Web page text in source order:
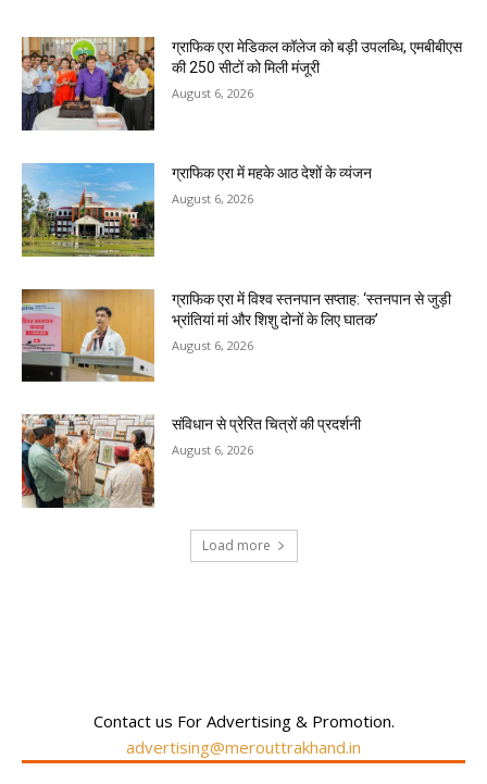
ग्राफिक एरा मेडिकल कॉलेज को बड़ी उपलब्धि, एमबीबीएस
की 250 सीटों को मिली मंजूरी
August 6, 2026
ग्राफिक एरा में महके आठ देशों के व्यंजन
August 6, 2026
ग्राफिक एरा में विश्व स्तनपान सप्ताह: ‘स्तनपान से जुड़ी
भ्रांतियां मां और शिशु दोनों के लिए घातक’
August 6, 2026
संविधान से प्रेरित चित्रों की प्रदर्शनी
August 6, 2026
Load more
Contact us For Advertising & Promotion.
advertising@merouttrakhand.in